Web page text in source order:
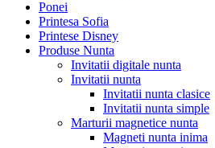
Ponei
Printesa Sofia
Printese Disney
Produse Nunta
Invitatii digitale nunta
Invitatii nunta
Invitatii nunta clasice
Invitatii nunta simple
Marturii magnetice nunta
Magneti nunta inima